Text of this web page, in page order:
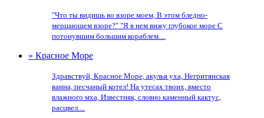
"Что ты видишь во взоре моем, В этом бледно-
мерцающем взоре?" "Я в нем вижу глубокое море С
потонувшим большим кораблем....
» Красное Море
Здравствуй, Красное Море, акулья уха, Негритянская
ванна, песчаный котел! На утесах твоих, вместо
влажного мха, Известняк, словно каменный кактус,
расцвел....